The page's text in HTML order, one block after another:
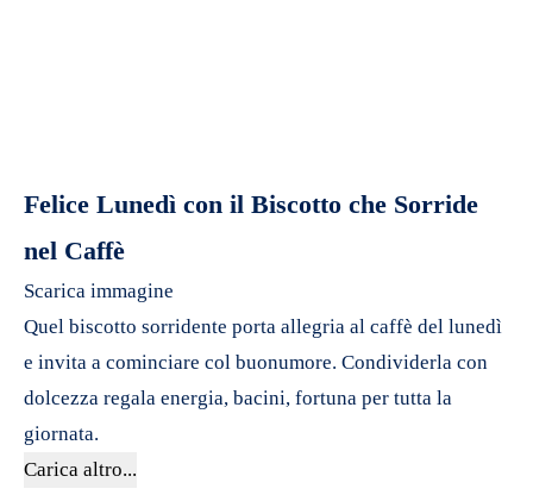
Felice Lunedì con il Biscotto che Sorride
nel Caffè
Scarica immagine
Quel biscotto sorridente porta allegria al caffè del lunedì
e invita a cominciare col buonumore. Condividerla con
dolcezza regala energia, bacini, fortuna per tutta la
giornata.
Carica altro...